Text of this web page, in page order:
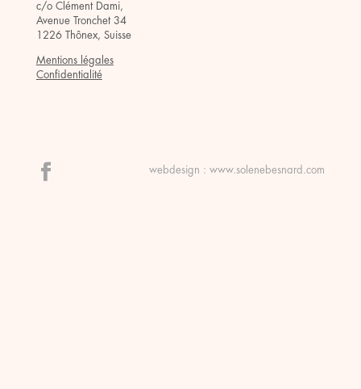
c/o Clément Dami,
Avenue Tronchet 34
1226 Thônex, Suisse
Mentions légales
Confidentialité
webdesign :www.solenebesnard.com